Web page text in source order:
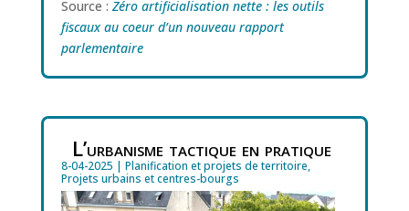
Source : Zéro artificialisation nette : les outils
fiscaux au coeur d’un nouveau rapport
parlementaire
L’urbanisme tactique en pratique
8-04-2025 | Planification et projets de territoire,
Projets urbains et centres-bourgs